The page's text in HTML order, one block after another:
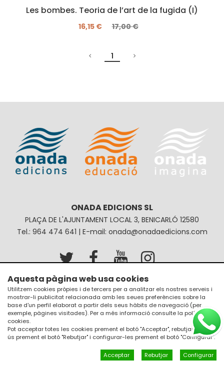
Les bombes. Teoria de l’art de la fugida (I)
16,15 € 17,00 €
1
ONADA EDICIONS SL
PLAÇA DE L'AJUNTAMENT LOCAL 3, BENICARLÓ 12580
Tel.: 964 474 641 | E-mail: onada@onadaedicions.com
Avís legal
Política de privacitat
Política de galetes
Condicions de compra
JM Disseny a internet
Aquesta pàgina web usa cookies
Utilitzem cookies pròpies i de tercers per a analitzar els nostres serveis i
mostrar-li publicitat relacionada amb les seues preferències sobre la
base d'un perfil elaborat a partir dels seus hàbits de navegació (per
exemple, pàgines visitades). Per a més informació consulte la política de
cookies.
Pot acceptar totes les cookies prement el botó "Acceptar", rebutjar el seu
ús prement el botó "Rebutjar" i configurar-les prement el botó "Configurar".
Acceptar Rebutjar Configurar